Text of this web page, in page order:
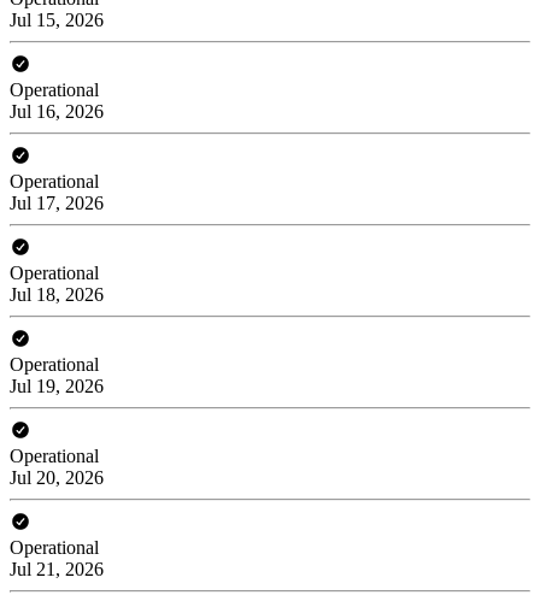
Jul 15, 2026
Operational
Jul 16, 2026
Operational
Jul 17, 2026
Operational
Jul 18, 2026
Operational
Jul 19, 2026
Operational
Jul 20, 2026
Operational
Jul 21, 2026